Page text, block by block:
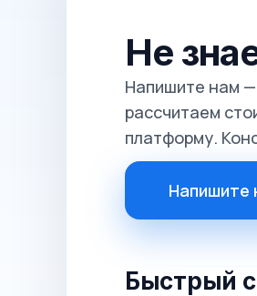
Не
Напишите нам
рассчитаем
платформу.
Напишите
Быстрый